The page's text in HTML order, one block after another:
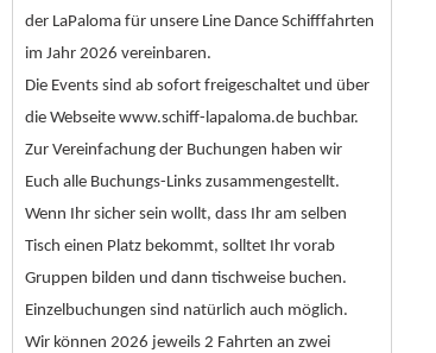
der LaPaloma für unsere Line Dance Schifffahrten
im Jahr 2026 vereinbaren.
Die Events sind ab sofort freigeschaltet und über
die Webseite www.schiff-lapaloma.de buchbar.
Zur Vereinfachung der Buchungen haben wir
Euch alle Buchungs-Links zusammengestellt.
Wenn Ihr sicher sein wollt, dass Ihr am selben
Tisch einen Platz bekommt, solltet Ihr vorab
Gruppen bilden und dann tischweise buchen.
Einzelbuchungen sind natürlich auch möglich.
Wir können 2026 jeweils 2 Fahrten an zwei